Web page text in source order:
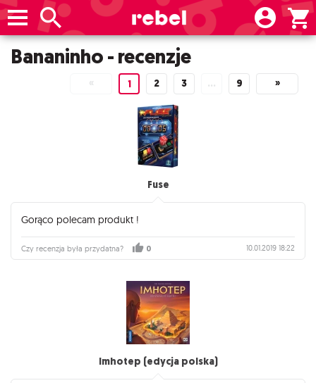
Bananinho - recenzje
« 1 2 3 … 9 »
Fuse
Gorąco polecam produkt !
Czy recenzja była przydatna? 0 10.01.2019 18:22
Imhotep (edycja polska)